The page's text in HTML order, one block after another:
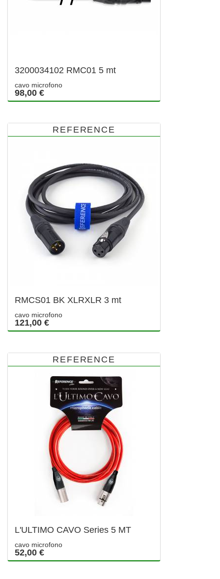
3200034102 RMC01 5 mt
cavo microfono
98,00 €
REFERENCE
RMCS01 BK XLRXLR 3 mt
cavo microfono
121,00 €
REFERENCE
L'ULTIMO CAVO Series 5 MT
cavo microfono
52,00 €